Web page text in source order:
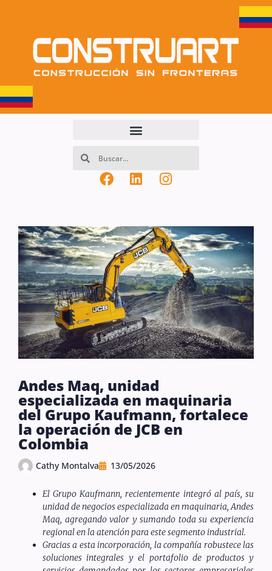
Andes Maq, unidad
especializada en maquinaria
del Grupo Kaufmann, fortalece
la operación de JCB en
Colombia
Cathy Montalva 13/05/2026
El Grupo Kaufmann, recientemente integró al país, su
unidad de negocios especializada en maquinaria, Andes
Maq, agregando valor y sumando toda su experiencia
regional en la atención para este segmento industrial.
Gracias a esta incorporación, la compañía robustece las
soluciones integrales y el portafolio de productos y